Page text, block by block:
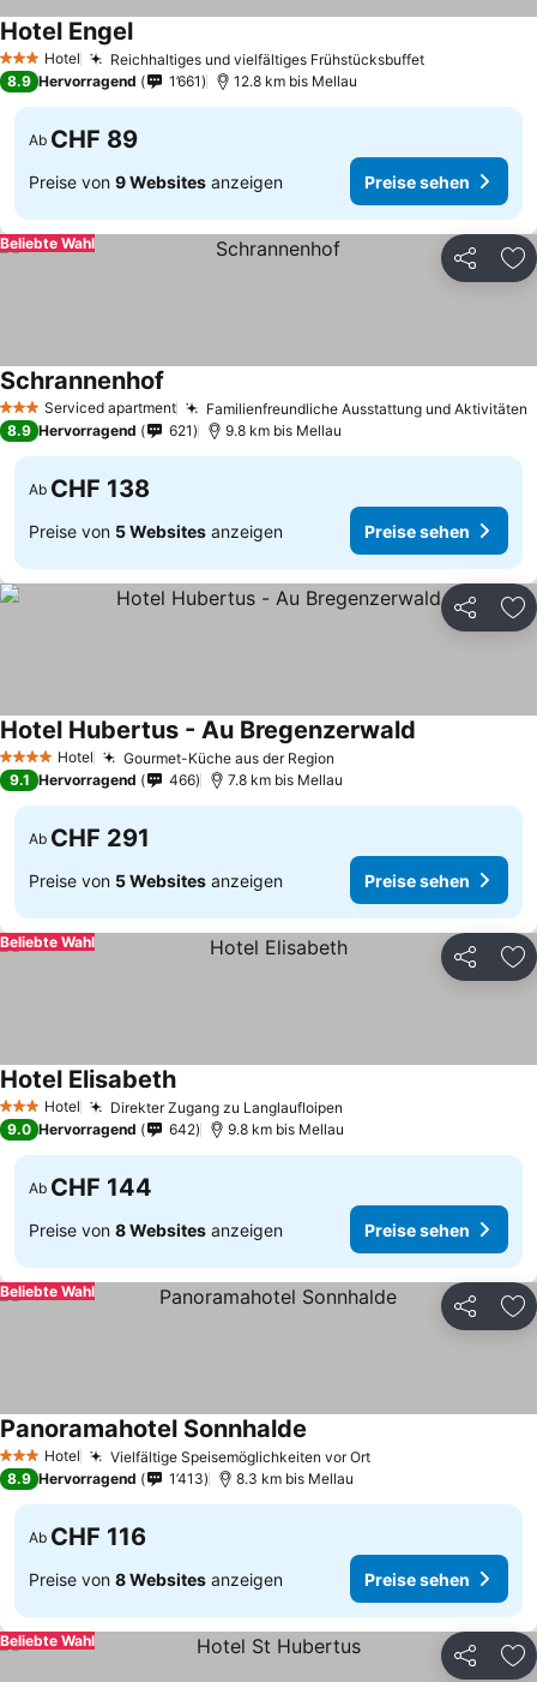
3 SterneHotel Reichhaltiges und vielfältiges Frühstücksbuffet
Hotel Engel
8.9 Hervorragend 1’661 12.8 km bis Mellau
Ab CHF 89
Preise von 9 Websites anzeigen Preise sehen
Teilen
Beliebte Wahl
3 SterneServiced apartment Familienfreundliche Ausstattung und Aktivitäten
Schrannenhof
8.9 Hervorragend 621 9.8 km bis Mellau
Ab CHF 138
Preise von 5 Websites anzeigen Preise sehen
Teilen
4 Sterne Hotel Gourmet-Küche aus der Region
Hotel Hubertus - Au Bregenzerwald
9.1 Hervorragend 466 7.8 km bis Mellau
Ab CHF 291
Preise von 5 Websites anzeigen Preise sehen
Teilen
Beliebte Wahl
3 SterneHotel Direkter Zugang zu Langlaufloipen
Hotel Elisabeth
9.0 Hervorragend 642 9.8 km bis Mellau
Ab CHF 144
Preise von 8 Websites anzeigen Preise sehen
Teilen
Beliebte Wahl
3 SterneHotel Vielfältige Speisemöglichkeiten vor Ort
Panoramahotel Sonnhalde
8.9 Hervorragend 1’413 8.3 km bis Mellau
Ab CHF 116
Preise von 8 Websites anzeigen Preise sehen
Teilen
Beliebte Wahl